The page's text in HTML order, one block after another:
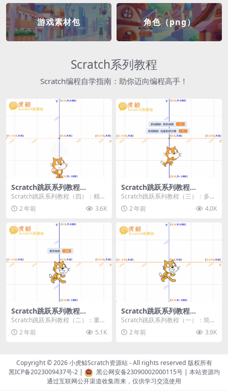
游戏素材包 角色（png）
Scratch系列教程
Scratch编程自学指南：助你迈向编程高手！
Scratch跳跃系列教程
（四）：精准着陆
Scratch跳跃系列教程（四）：精准
着陆 作者：小虎鲸Scratch资源站
... 2 年前 3.6K
Scratch跳跃系列教程
（三）：多段跳跃
Scratch跳跃系列教程（三）：多段
跳跃 作者：小虎鲸Scratch资源站
连...2 年前 4.0K
Scratch跳跃系列教程
（二）：重力跳跃
Scratch跳跃系列教程（二）：重力
跳跃 作者：小虎鲸Scratch资源站
按...2 年前 5.1K
Scratch跳跃系列教程
（一）：简单跳跃
Scratch跳跃系列教程（一）：简单
跳跃 作者：小虎鲸Scratch资源站
按...2 年前 3.9K
Copyright © 2026小虎鲸Scratch资源站- All rights reserved 版权所有
黑ICP备2023009437号-2| 黑公网安备23090002000115号| 本站资源均
通过互联网公开渠道收集而来，仅供学习交流使用